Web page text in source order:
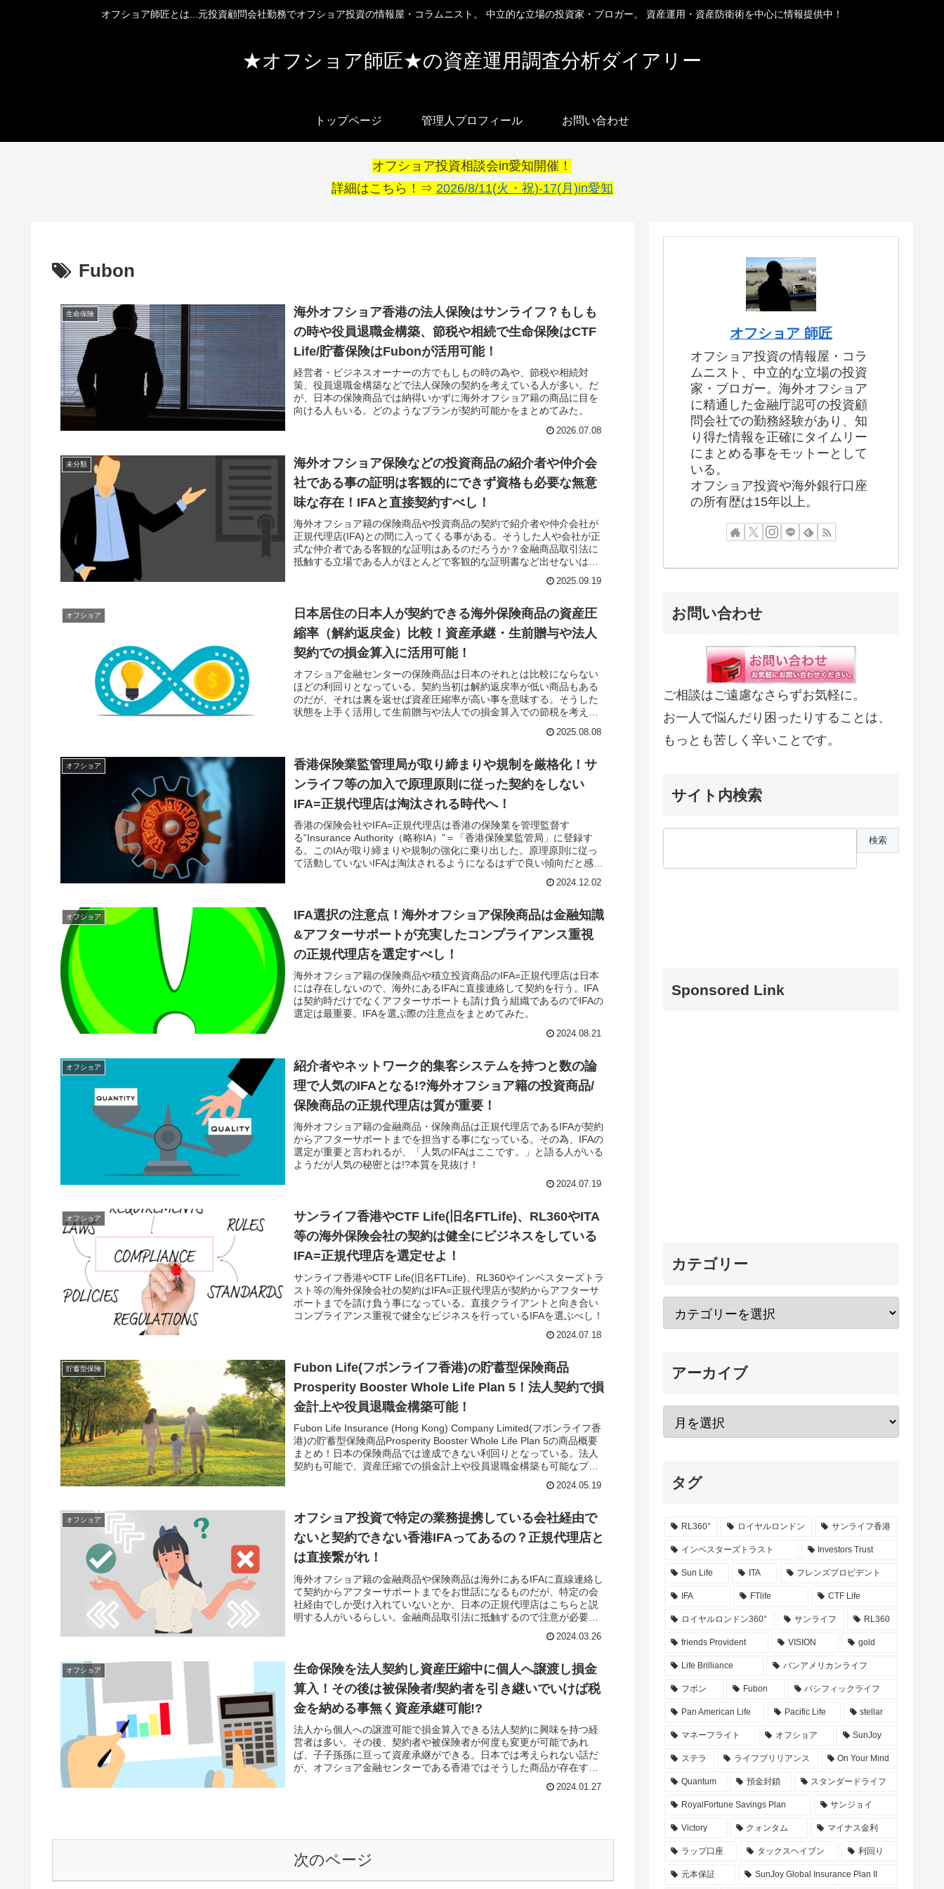
オフショア師匠とは...元投資顧問会社勤務でオフショア投資の情報屋・コラムニスト。 中立的な立場の投資家・ブロガー。 資産運用・資産防衛術を中心に情報提供中！
★オフショア師匠★の資産運用調査分析ダイアリー
トップページ 管理人プロフィール お問い合わせ
オフショア投資相談会in愛知開催！
詳細はこちら！⇒ 2026/8/11(火・祝)-17(月)in愛知
Fubon
生命保険
海外オフショア香港の法人保険はサンライフ？もしも
の時や役員退職金構築、節税や相続で生命保険はCTF
Life/貯蓄保険はFubonが活用可能！
経営者・ビジネスオーナーの方でもしもの時の為や、節税や相続対
策、役員退職金構築などで法人保険の契約を考えている人が多い。だ
が、日本の保険商品では納得いかずに海外オフショア籍の商品に目を
向ける人もいる。どのようなプランが契約可能かをまとめてみた。
2026.07.08
未分類
海外オフショア保険などの投資商品の紹介者や仲介会
社である事の証明は客観的にできず資格も必要な無意
味な存在！IFAと直接契約すべし！
海外オフショア籍の保険商品や投資商品の契約で紹介者や仲介会社が
正規代理店(IFA)との間に入ってくる事がある。そうした人や会社が正
式な仲介者である客観的な証明はあるのだろうか？金融商品取引法に
抵触する立場である人がほとんどで客観的な証明書など出せないはず
2025.09.19
オフショア
日本居住の日本人が契約できる海外保険商品の資産圧
縮率（解約返戻金）比較！資産承継・生前贈与や法人
契約での損金算入に活用可能！
オフショア金融センターの保険商品は日本のそれとは比較にならない
ほどの利回りとなっている。契約当初は解約返戻率が低い商品もある
のだが、それは裏を返せば資産圧縮率が高い事を意味する。そうした
状態を上手く活用して生前贈与や法人での損金算入での節税を考える
2025.08.08
オフショア
香港保険業監管理局が取り締まりや規制を厳格化！サ
ンライフ等の加入で原理原則に従った契約をしない
IFA=正規代理店は淘汰される時代へ！
香港の保険会社やIFA=正規代理店は香港の保険業を管理監督す
る”Insurance Authority（略称IA）”＝「香港保険業監管局」に登録す
る。このIAが取り締まりや規制の強化に乗り出した。原理原則に従っ
て活動していないIFAは淘汰されるようになるはずで良い傾向だと感じ
2024.12.02
オフショア
IFA選択の注意点！海外オフショア保険商品は金融知識
&アフターサポートが充実したコンプライアンス重視
の正規代理店を選定すべし！
海外オフショア籍の保険商品や積立投資商品のIFA=正規代理店は日本
には存在しないので、海外にあるIFAに直接連絡して契約を行う。IFA
は契約時だけでなくアフターサポートも請け負う組織であるのでIFAの
選定は最重要。IFAを選ぶ際の注意点をまとめてみた。
2024.08.21
オフショア
紹介者やネットワーク的集客システムを持つと数の論
理で人気のIFAとなる!?海外オフショア籍の投資商品/
保険商品の正規代理店は質が重要！
海外オフショア籍の金融商品・保険商品は正規代理店であるIFAが契約
からアフターサポートまでを担当する事になっている。その為、IFAの
選定が重要と言われるが、「人気のIFAはここです。」と語る人がいる
ようだが人気の秘密とは!?本質を見抜け！
2024.07.19
オフショア
サンライフ香港やCTF Life(旧名FTLife)、RL360やITA
等の海外保険会社の契約は健全にビジネスをしている
IFA=正規代理店を選定せよ！
サンライフ香港やCTF Life(旧名FTLife)、RL360やインベスターズトラ
スト等の海外保険会社の契約はIFA=正規代理店が契約からアフターサ
ポートまでを請け負う事になっている。直接クライアントと向き合い
コンプライアンス重視で健全なビジネスを行っているIFAを選ぶべし！
2024.07.18
貯蓄型保険
Fubon Life(フボンライフ香港)の貯蓄型保険商品
Prosperity Booster Whole Life Plan 5！法人契約で損
金計上や役員退職金構築可能！
Fubon Life Insurance (Hong Kong) Company Limited(フボンライフ香
港)の貯蓄型保険商品Prosperity Booster Whole Life Plan 5の商品概要
まとめ！日本の保険商品では達成できない利回りとなっている。法人
契約も可能で、資産圧縮での損金計上や役員退職金構築も可能なプラ
2024.05.19
オフショア
オフショア投資で特定の業務提携している会社経由で
ないと契約できない香港IFAってあるの？正規代理店と
は直接繋がれ！
海外オフショア籍の金融商品や保険商品は海外にあるIFAに直線連絡し
て契約からアフターサポートまでをお世話になるものだが、特定の会
社経由でしか受け入れていないとか、日本の正規代理店はこちらと説
明する人がいるらしい。金融商品取引法に抵触するので注意が必要
2024.03.26
オフショア
生命保険を法人契約し資産圧縮中に個人へ譲渡し損金
算入！その後は被保険者/契約者を引き継いでいけば税
金を納める事無く資産承継可能!?
法人から個人への譲渡可能で損金算入できる法人契約に興味を持つ経
営者は多い。その後、契約者や被保険者が何度も変更が可能であれ
ば、子子孫孫に亘って資産承継ができる。日本では考えられない話だ
が、オフショア金融センターである香港ではそうした商品が存在す
2024.01.27
次のページ
オフショア 師匠
オフショア投資の情報屋・コラ
ムニスト、中立的な立場の投資
家・ブロガー。海外オフショア
に精通した金融庁認可の投資顧
問会社での勤務経験があり、知
り得た情報を正確にタイムリー
にまとめる事をモットーとして
いる。
オフショア投資や海外銀行口座
の所有歴は15年以上。
お問い合わせ
ご相談はご遠慮なさらずお気軽に。
お一人で悩んだり困ったりすることは、
もっとも苦しく辛いことです。
サイト内検索
Sponsored Link
カテゴリー
アーカイブ
タグ
RL360° ロイヤルロンドン サンライフ香港
インベスターズトラスト Investors Trust
Sun Life ITA フレンズプロビデント
IFA FTlife CTF Life
ロイヤルロンドン360° サンライフ RL360
friends Provident VISION gold
Life Brilliance パンアメリカンライフ
フボン Fubon パシフィックライフ
Pan American Life Pacific Life stellar
マネーフライト オフショア SunJoy
ステラ ライフブリリアンス On Your Mind
Quantum 預金封鎖 スタンダードライフ
RoyalFortune Savings Plan サンジョイ
Victory クォンタム マイナス金利
ラップ口座 タックスヘイブン 利回り
元本保証 SunJoy Global Insurance Plan II